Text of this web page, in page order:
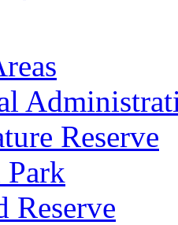
Reserve
Reserve